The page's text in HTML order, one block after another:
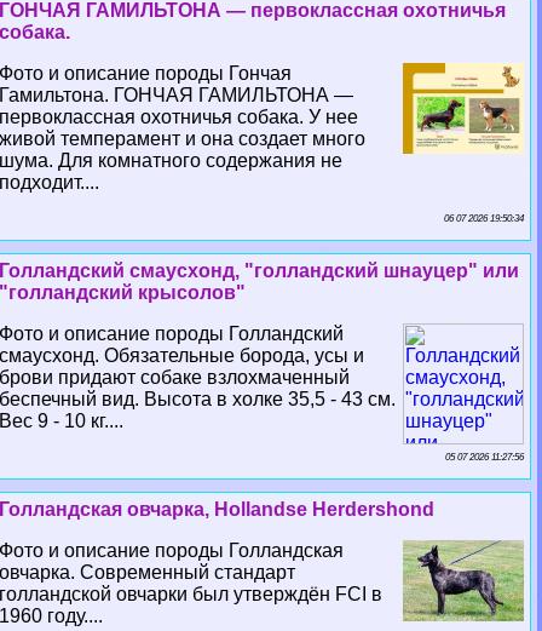
ГОНЧАЯ ГАМИЛЬТОНА — первоклассная охотничья
собака.
Фото и описание породы Гончая
Гамильтона. ГОНЧАЯ ГАМИЛЬТОНА —
первоклассная охотничья собака. У нее
живой темперамент и она создает много
шума. Для комнатного содержания не
подходит....
06 07 2026 19:50:34
Голландский смаусхонд, "голландский шнауцер" или
"голландский крысолов"
Фото и описание породы Голландский
смаусхонд. Обязательные борода, усы и
брови придают собаке взлохмаченный
беспечный вид. Высота в холке 35,5 - 43 см.
Вес 9 - 10 кг....
05 07 2026 11:27:56
Голландская овчарка, Hollandse Herdershond
Фото и описание породы Голландская
овчарка. Современный стандарт
голландской овчарки был утверждён FCI в
1960 году....